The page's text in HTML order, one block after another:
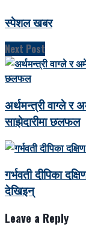
स्पेशल खबर
Next Post
अर्थमन्त्री वाग्ले र
साझेदारीमा छलफल
गर्भवती दीपिका
देखिइन्
Leave a Reply